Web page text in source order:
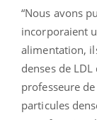
“Nous avons
incorporaient
alimentation,
denses de LDL
professeure
particules